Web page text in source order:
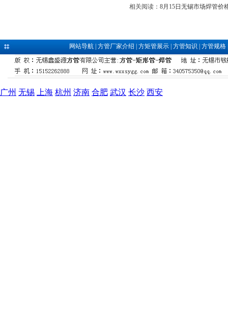
相关阅读： 8月15日无锡市场焊管价
网站导航| 方管厂家介绍 方矩管展示| 方管知识 方管规格
广州 无锡 上海 杭州 济南 合肥 武汉 长沙 西安